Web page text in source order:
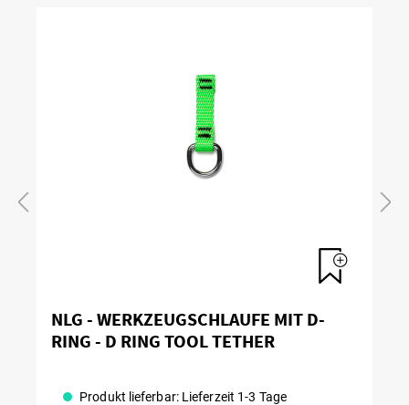
NLG - WERKZEUGSCHLAUFE MIT D-
RING - D RING TOOL TETHER
Produkt lieferbar: Lieferzeit 1-3 Tage